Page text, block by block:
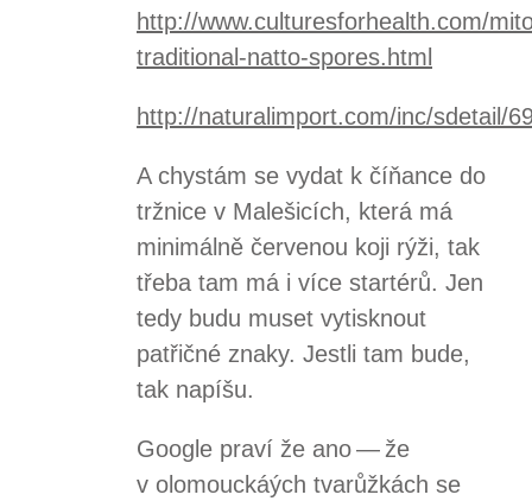
http://www.culturesforhealth.com/
traditional-natto-spores.html
http://naturalimport.com/inc/sdetail/
A chystám se vydat k číňance do
tržnice v Malešicích, která má
minimálně červenou koji rýži, tak
třeba tam má i více startérů. Jen
tedy budu muset vytisknout
patřičné znaky. Jestli tam bude,
tak napíšu.
Google praví že ano — že
v olomouckáých tvarůžkách se